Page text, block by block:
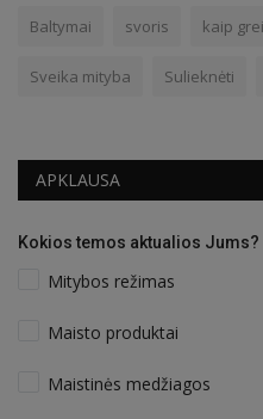
Baltymai svoris kaip
Sveika mityba Sulieknėti
APKLAUSA
Kokios temos aktualios Jums?
Mitybos režimas
Maisto produktai
Maistinės medžiagos